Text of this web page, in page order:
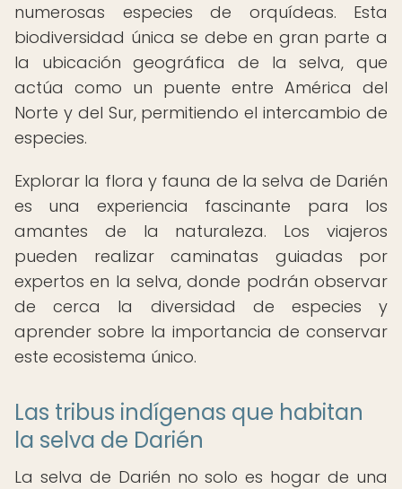
numerosas especies de orquídeas. Esta
biodiversidad única se debe en gran parte a
la ubicación geográfica de la selva, que
actúa como un puente entre América del
Norte y del Sur, permitiendo el intercambio de
especies.
Explorar la flora y fauna de la selva de Darién
es una experiencia fascinante para los
amantes de la naturaleza. Los viajeros
pueden realizar caminatas guiadas por
expertos en la selva, donde podrán observar
de cerca la diversidad de especies y
aprender sobre la importancia de conservar
este ecosistema único.
Las tribus indígenas que habitan
la selva de Darién
La selva de Darién no solo es hogar de una